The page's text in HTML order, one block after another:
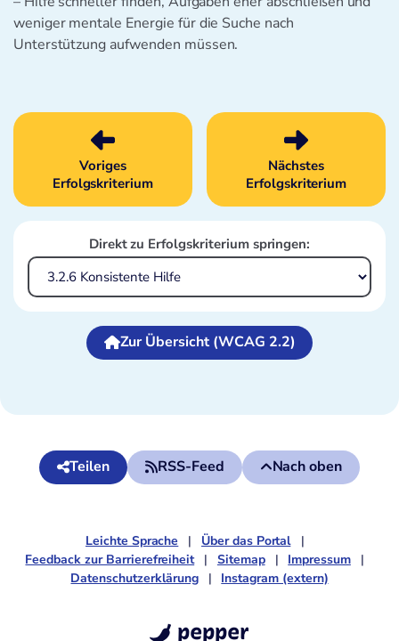
weniger mentale Energie für die Suche nach
Unterstützung aufwenden müssen.
Voriges
Erfolgskriterium
Nächstes
Erfolgskriterium
Direkt zu Erfolgskriterium springen:
Zur Übersicht (WCAG 2.2)
Teilen RSS-Feed Nach oben
Leichte Sprache
Über das Portal
Feedback zur Barrierefreiheit
Sitemap
Impressum
Datenschutzerklärung
Instagram (extern)
pepper